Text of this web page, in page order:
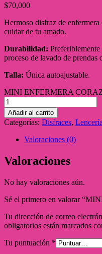
$70,000
Hermoso disfraz de
cuidar de tu amado.
Durabilidad:
proceso de lavado de prendas
Talla: Única autoajustable.
MINI ENFERMERA
Añadir al carrito
Categorías: Disfraces,
Valoraciones (0)
Valoraciones
No hay valoraciones aún.
Sé el primero en valorar
Tu dirección de correo
obligatorios están marcados
Tu puntuación *